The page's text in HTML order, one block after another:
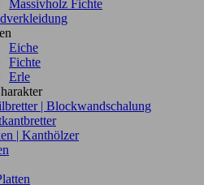
Massivholz Fichte
Eiche
Fichte
Erle
| Blockwandschalung
| Kanthölzer